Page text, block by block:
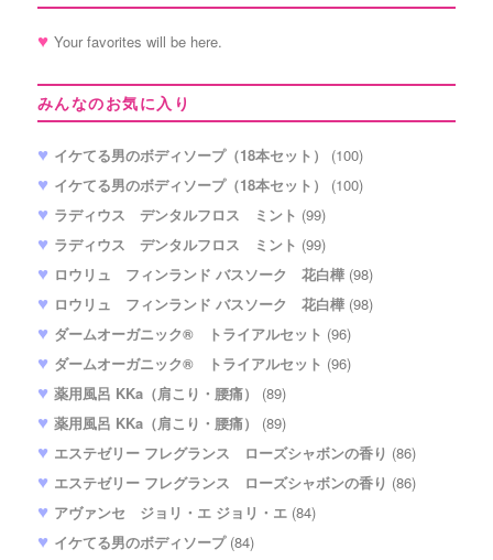
Your favorites will be here.
みんなのお気に入り
イケてる男のボディソープ（18本セット）
(100)
イケてる男のボディソープ（18本セット）
(100)
ラディウス デンタルフロス ミント (99)
ラディウス デンタルフロス ミント (99)
ロウリュ フィンランド バスソーク 花白樺 (98)
ロウリュ フィンランド バスソーク 花白樺 (98)
ダームオーガニック® トライアルセット (96)
ダームオーガニック® トライアルセット (96)
薬用風呂 KKa（肩こり・腰痛）
(89)
薬用風呂 KKa（肩こり・腰痛）
(89)
エステゼリー フレグランス ローズシャボンの香り (86)
エステゼリー フレグランス ローズシャボンの香り (86)
アヴァンセ ジョリ・エ ジョリ・エ (84)
イケてる男のボディソープ(84)